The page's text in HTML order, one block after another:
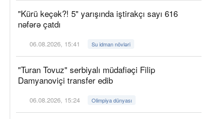
"Kürü keçək?! 5" yarışında iştirakçı sayı 616
nəfərə çatdı
06.08.2026, 15:41 Su idman növləri
"Turan Tovuz" serbiyalı müdafiəçi Filip
Damyanoviçi transfer edib
06.08.2026, 15:24 Olimpiya dünyası